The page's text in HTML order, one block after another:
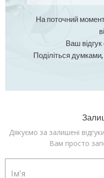
На поточний
Ваш відгук
Поділіться
Дякуємо за залишені
Вам просто